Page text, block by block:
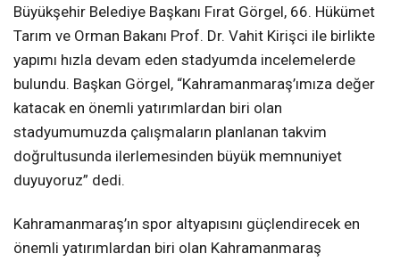
WhatsApp İhbar
SERVISLER
KÜNYE
KAHRAMANMARAŞ
Büyükşehir Belediye Başkanı Fırat Görgel, 66. Hükümet
Tarım ve Orman Bakanı Prof. Dr. Vahit Kirişci ile birlikte
yapımı hızla devam eden stadyumda incelemelerde
bulundu. Başkan Görgel, “Kahramanmaraş’ımıza değer
katacak en önemli yatırımlardan biri olan
stadyumumuzda çalışmaların planlanan takvim
doğrultusunda ilerlemesinden büyük memnuniyet
duyuyoruz” dedi.
Kahramanmaraş’ın spor altyapısını güçlendirecek en
önemli yatırımlardan biri olan Kahramanmaraş